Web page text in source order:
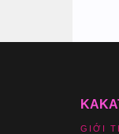
GIỚI